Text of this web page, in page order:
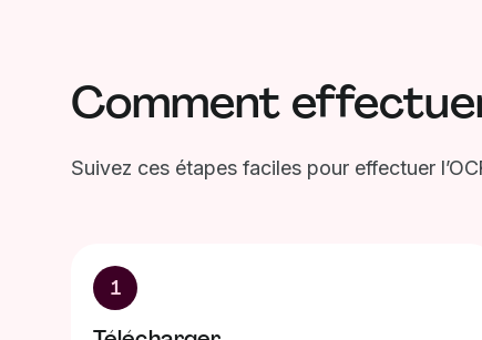
Comment
Suivez ces étapes faciles pour effectuer
1